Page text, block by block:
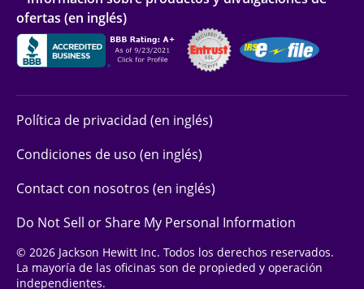
ofertas (en inglés)
Política de privacidad (en inglés)
Condiciones de uso (en inglés)
Contact con nosotros (en inglés)
Do Not Sell or Share My Personal Information
© 2026 Jackson Hewitt Inc. Todos los derechos reservados.
La mayoría de las oficinas son de propieded y operación
independientes.